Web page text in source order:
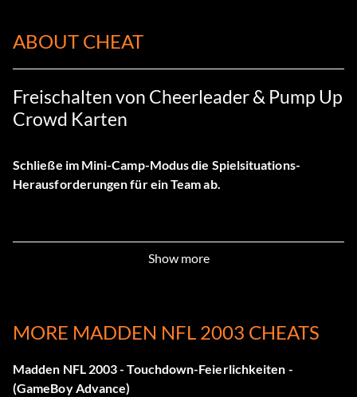
ABOUT CHEAT
Freischalten von Cheerleader & Pump Up
Crowd Karten
Schließe im Mini-Camp-Modus die Spielsituations-
Herausforderungen für ein Team ab.
Show more
MORE MADDEN NFL 2003 CHEATS
Madden NFL 2003 - Touchdown-Feierlichkeiten -
(GameBoy Advance)